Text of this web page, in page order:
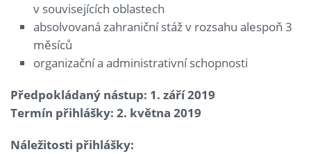
v souvisejících oblastech
absolvovaná zahraniční stáž v rozsahu alespoň 3
měsíců
organizační a administrativní schopnosti
Předpokládaný nástup: 1. září 2019
Termín přihlášky: 2. května 2019
Náležitosti přihlášky: